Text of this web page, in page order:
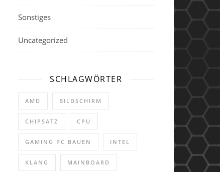
Sonstiges
Uncategorized
SCHLAGWÖRTER
AMD BILDSCHIRM
CHIPSATZ CPU
GAMING PC BAUEN INTEL
KLANG MAINBOARD